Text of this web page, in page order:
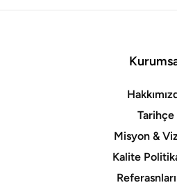
Tarihçe
Misyon &
Kalite